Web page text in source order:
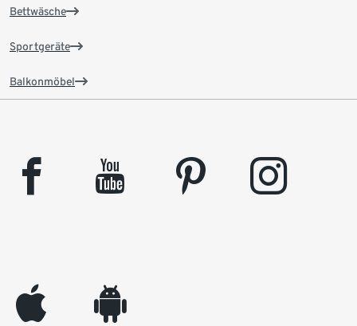
Bettwäsche
Sportgeräte
Balkonmöbel
facebook youtube pinterest instagram
appleinc android